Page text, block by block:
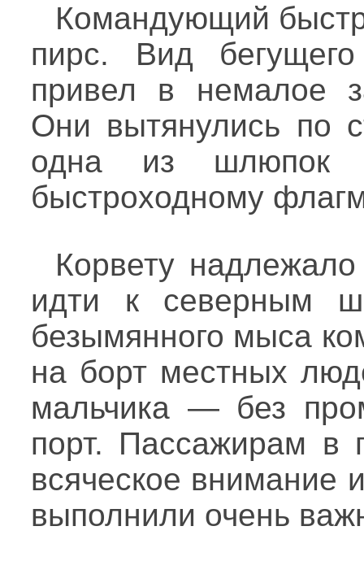
Командующий
пирс. Вид
привел в немалое
Они вытянулись по
одна из шлюпок
быстроходному
Корвету
идти к северным
безымянного мыса
на борт местных
мальчика — без
порт. Пассажирам в
всяческое внимание
выполнили очень